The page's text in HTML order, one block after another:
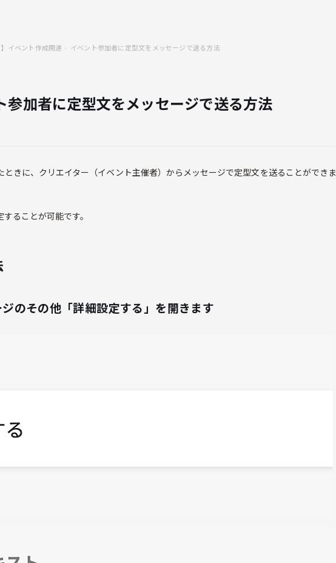
イベント作成関連 イベント参加者に定型文をメッセージで送る方法
参加者に定型文をメッセージで送る方法
きに、クリエイター（イベント主催者）からメッセージで定型文を送ることができま
ることが可能です。
のその他「詳細設定する」を開きます